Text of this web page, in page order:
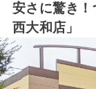
安さに驚き
西大和店」